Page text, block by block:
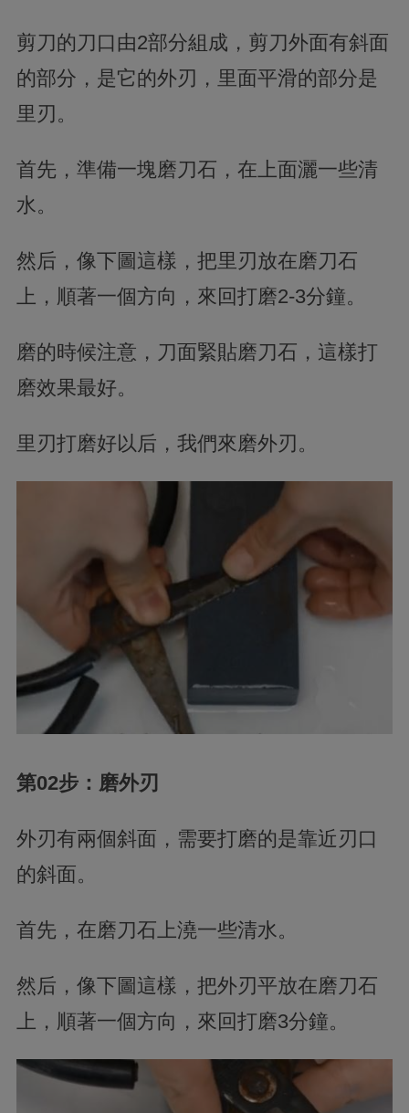
剪刀的刀口由2部分組成，剪刀外面有斜面
的部分，是它的外刃，里面平滑的部分是
里刃。
首先，準備一塊磨刀石，在上面灑一些清
水。
然后，像下圖這樣，把里刃 放在磨刀石
上，順著一個方向，來回打磨2-3分鐘。
磨的時候注意， 刀面緊貼磨刀石，這樣打
磨效果最好。
里刃打磨好以后，我們來磨外刃。
第02步：磨外刃
外刃有兩個斜面 ， 需要打磨的是靠近刃口
的斜面。
首先，在磨刀石上澆一些清水。
然后，像下圖這樣，把外刃平放在磨刀石
上 ， 順著一個方向，來回打磨3分鐘。